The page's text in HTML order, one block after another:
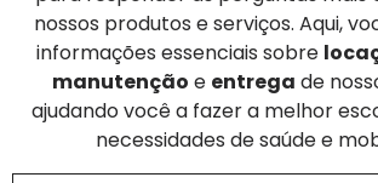
nossos produtos e serviços. Aqui,
informações essenciais sobre
manutenção e entrega de
ajudando você a fazer a melhor
necessidades de saúde e